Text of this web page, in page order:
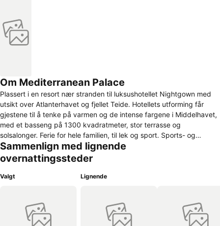
Om Mediterranean Palace
Plassert i en resort nær stranden til luksushotellet Nightgown med
utsikt over Atlanterhavet og fjellet Teide. Hotellets utforming får
gjestene til å tenke på varmen og de intense fargene i Middelhavet,
med et basseng på 1300 kvadratmeter, stor terrasse og
solsalonger. Ferie for hele familien, til lek og sport. Sports- og
rekreasjonsfasiliteter. Flere restauranter og barer. Det tilbyr en
barneby på 800 kvadratmeter, fra seks måneders alder. Fantastisk
bassengområde. Omgitt av fritisdområder ligger shoppingsenteret
Safari med butikker og restauranter.
Sammenlign med lignende
overnattingssteder
Valgt Lignende